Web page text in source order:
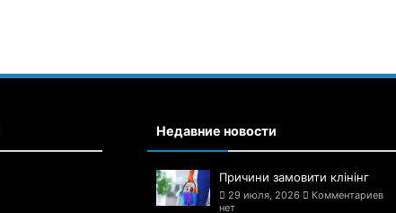
Недавние новости
Причини замовити клінінг
29 июля, 2026
Комментариев
нет